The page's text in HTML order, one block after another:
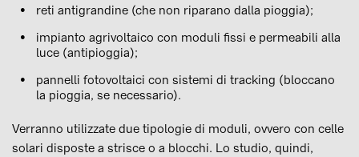
reti antigrandine (che non riparano dalla pioggia);
impianto agrivoltaico con moduli fissi e permeabili alla
luce (antipioggia);
pannelli fotovoltaici con sistemi di tracking (bloccano
la pioggia, se necessario).
Verranno utilizzate due tipologie di moduli, ovvero con celle
solari disposte a strisce o a blocchi. Lo studio, quindi,